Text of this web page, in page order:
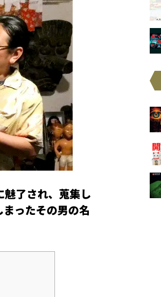
魅了され、蒐集し
ったその男の名